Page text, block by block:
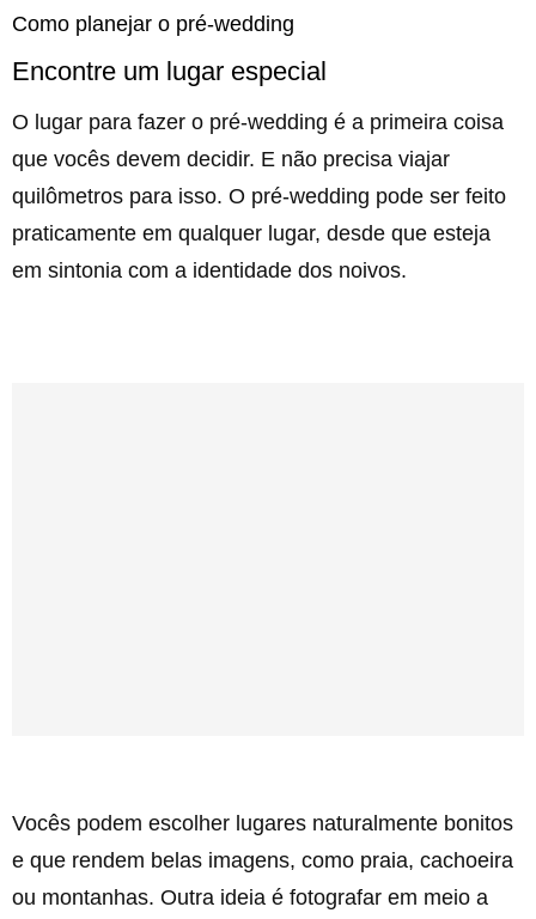
Como planejar o pré-wedding
Encontre um lugar especial
O lugar para fazer o pré-wedding é a primeira coisa
que vocês devem decidir. E não precisa viajar
quilômetros para isso. O pré-wedding pode ser feito
praticamente em qualquer lugar, desde que esteja
em sintonia com a identidade dos noivos.
Vocês podem escolher lugares naturalmente bonitos
e que rendem belas imagens, como praia, cachoeira
ou montanhas. Outra ideia é fotografar em meio a